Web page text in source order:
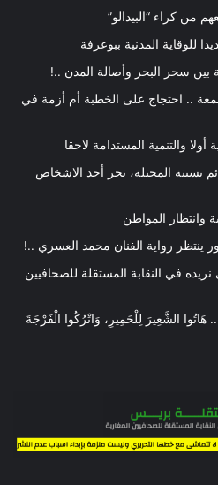
من كراء “البيدالو”
للوقاية المدنية ببوعرفة
بين سحر البحر وأصالة المدن ..!
.. احتجاج على الخطبة أم أزمة في
أولا والتنمية المستدامة لاحقا
بسبتة المحتلة، تجر أحد الاشخاص
وانتظار المواطن
ينتظر رواية الفنان محمد العسري ..!
في النقابة المستقلة للصحافيين
هَاتُوا الشَّعِيرَ لِلْحَمِيرِ، وَاتْرُكُوا الْفَرْجَةَ